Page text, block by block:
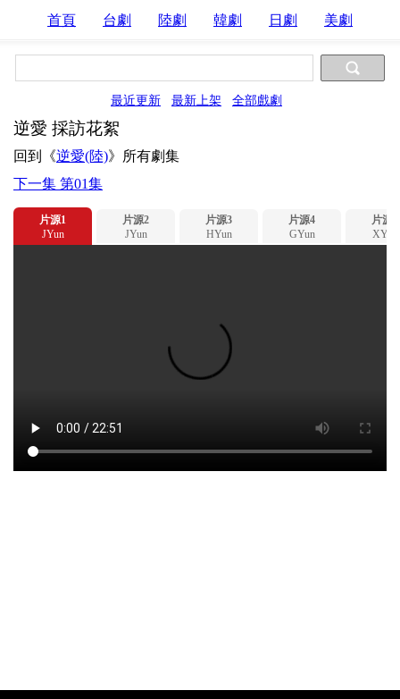
首頁 台劇 陸劇 韓劇 日劇 美劇
最近更新 最新上架 全部戲劇
逆愛 採訪花絮
回到《逆愛(陸)》所有劇集
下一集 第01集
片源1
JYun
片源2
JYun
片源3
HYun
片源4
GYun
片源5
XYun